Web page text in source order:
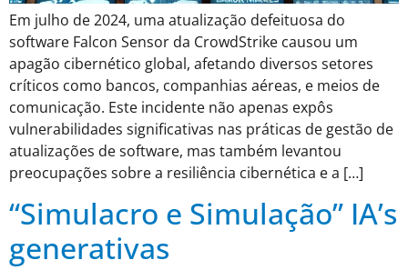
Em julho de 2024, uma atualização defeituosa do
software Falcon Sensor da CrowdStrike causou um
apagão cibernético global, afetando diversos setores
críticos como bancos, companhias aéreas, e meios de
comunicação. Este incidente não apenas expôs
vulnerabilidades significativas nas práticas de gestão de
atualizações de software, mas também levantou
preocupações sobre a resiliência cibernética e a […]
“Simulacro e Simulação” IA’s
generativas